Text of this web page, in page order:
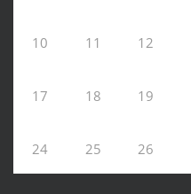
10 11 12
17 18 19
24 25 26